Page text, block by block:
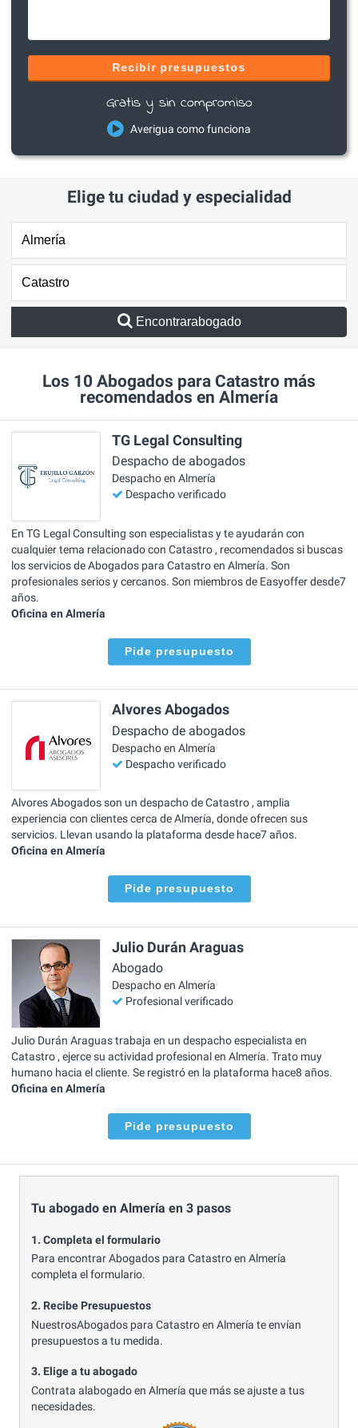
Recibir presupuestos
Gratis y sin compromiso
Averigua como funciona
Elige tu ciudad y especialidad
Encontrarabogado
Los 10 Abogados para Catastro más
recomendados en Almería
TG Legal Consulting
Despacho de abogados
Despacho en Almería
Despacho verificado
En TG Legal Consulting son especialistas y te ayudarán con
cualquier tema relacionado con Catastro , recomendados si buscas
los servicios de Abogados para Catastro en Almería. Son
profesionales serios y cercanos. Son miembros de Easyoffer desde7
años.
Oficina en Almería
Pide presupuesto
Alvores Abogados
Despacho de abogados
Despacho en Almería
Despacho verificado
Alvores Abogados son un despacho de Catastro , amplia
experiencia con clientes cerca de Almería, donde ofrecen sus
servicios. Llevan usando la plataforma desde hace7 años.
Oficina en Almería
Pide presupuesto
Julio Durán Araguas
Abogado
Despacho en Almería
Profesional verificado
Julio Durán Araguas trabaja en un despacho especialista en
Catastro , ejerce su actividad profesional en Almería. Trato muy
humano hacia el cliente. Se registró en la plataforma hace8 años.
Oficina en Almería
Pide presupuesto
Tu abogado en Almería en 3 pasos
1. Completa el formulario
Para encontrar Abogados para Catastro en Almería
completa el formulario.
2. Recibe Presupuestos
NuestrosAbogados para Catastro en Almería te envían
presupuestos a tu medida.
3. Elige a tu abogado
Contrata alabogado en Almería que más se ajuste a tus
necesidades.